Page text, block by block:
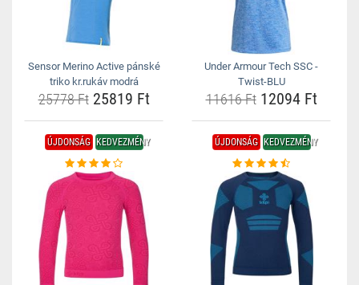
Sensor Merino Active pánské
triko kr.rukáv modrá
25778 Ft25819 Ft
Under Armour Tech SSC -
Twist-BLU
11616 Ft12094 Ft
ÚJDONSÁG KEDVEZMÉNY ÚJDONSÁG KEDVEZMÉNY